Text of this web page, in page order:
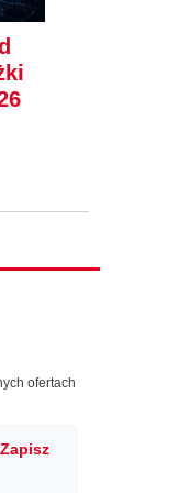
ofertach
Zapisz